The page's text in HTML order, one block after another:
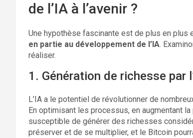
de l’IA à l’avenir ?
Une hypothèse fascinante est de plus en plus
en partie au développement de l’IA.
réaliser.
1. Génération de richesse par
L’IA a le potentiel de révolutionner de
En optimisant les processus, en augmentant
susceptible de générer des richesses
préserver et de se multiplier, et le Bitcoin